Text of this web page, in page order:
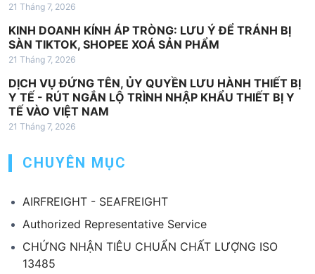
21 Tháng 7, 2026
KINH DOANH KÍNH ÁP TRÒNG: LƯU Ý ĐỂ TRÁNH BỊ
SÀN TIKTOK, SHOPEE XOÁ SẢN PHẨM
21 Tháng 7, 2026
DỊCH VỤ ĐỨNG TÊN, ỦY QUYỀN LƯU HÀNH THIẾT BỊ
Y TẾ - RÚT NGẮN LỘ TRÌNH NHẬP KHẨU THIẾT BỊ Y
TẾ VÀO VIỆT NAM
21 Tháng 7, 2026
CHUYÊN MỤC
AIRFREIGHT - SEAFREIGHT
Authorized Representative Service
CHỨNG NHẬN TIÊU CHUẨN CHẤT LƯỢNG ISO
13485